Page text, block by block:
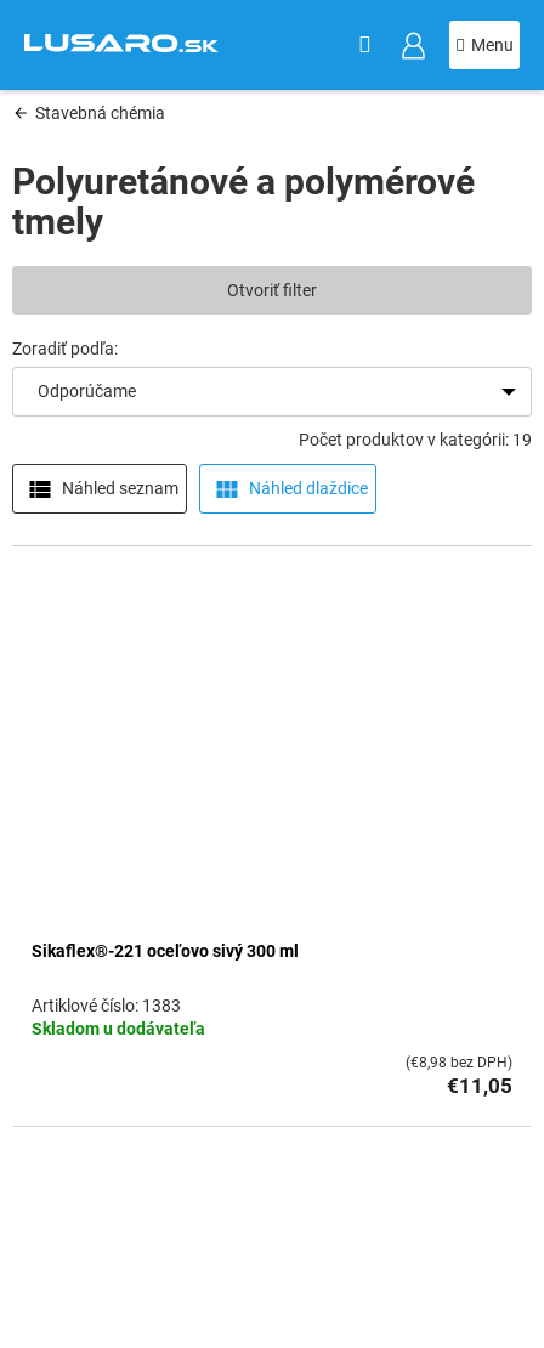
obsah
Stavebná chémia
Polyuretánové a polymérové
tmely
Odporúčame
Počet produktov v kategórii: 19
Náhled seznam Náhled dlaždice
Otvoriť filter
V
ý
i
p
o
u
k
Sikaflex®-221 oceľovo sivý 300 ml
Skladom u dodávateľa
1383
€11,05
(€8,98 bez DPH)